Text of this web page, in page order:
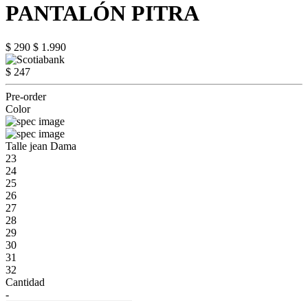
PANTALÓN PITRA
$ 290 $ 1.990
$ 247
Pre-order
Color
Talle jean Dama
23
24
25
26
27
28
29
30
31
32
Cantidad
-